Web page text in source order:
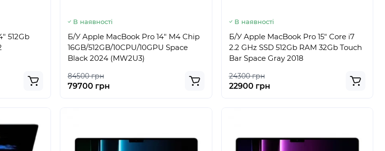
512Gb
В наявності
Б/У Apple MacBook Pro 14" M4 Chip
16GB/512GB/10CPU/10GPU Space
Black 2024 (MW2U3)
84500 грн
79700 грн
В наявності
Б/У Apple MacBook Pro 15" Core i7
2.2 GHz SSD 512Gb RAM 32Gb Touch
Bar Space Gray 2018
24300 грн
22900 грн